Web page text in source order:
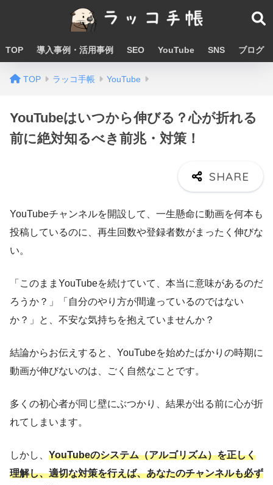
TOP 導入事例・活用事例 SEO YouTube SNS ブログ
TOP ラッコ手帳 YouTube
YouTubeはいつから伸びる？心が折れる
前に絶対知るべき前兆・対策！
YouTubeチャンネルを開設して、一生懸命に動画を何本も
投稿しているのに、再生回数や登録者数がまったく伸びな
い。
「このままYouTubeを続けていて、本当に意味があるのだ
ろうか？」「自分のやり方が間違っているのではない
か？」と、不安な気持ちを抱えていませんか？
結論からお伝えすると、YouTubeを始めたばかりの時期に
動画が伸びないのは、ごく自然なことです。
多くの初心者が同じ壁にぶつかり、結果が出る前に心が折
れてしまいます。
しかし、 YouTubeのシステム（アルゴリズム）を正しく
理解し、適切な対策を行えば、あなたのチャンネルも必ず